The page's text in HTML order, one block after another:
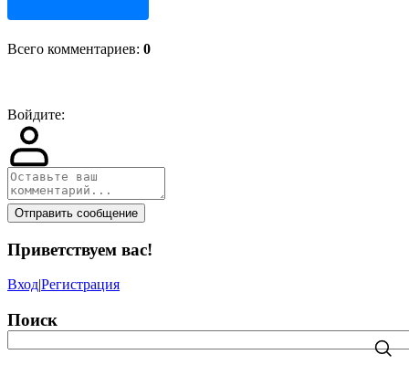
Всего комментариев: 0
Войдите:
Отправить сообщение
Приветствуем вас!
Вход|Регистрация
Поиск